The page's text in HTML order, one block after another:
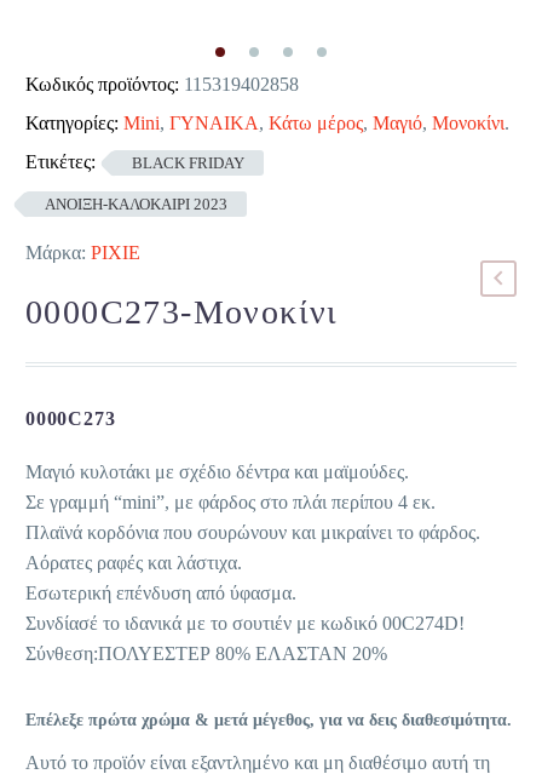
Κωδικός προϊόντος: 115319402858
Κατηγορίες: Mini, ΓΥΝΑΙΚΑ, Κάτω μέρος, Μαγιό, Μονοκίνι.
Ετικέτες:
BLACK FRIDAY
ΑΝΟΙΞΗ-ΚΑΛΟΚΑΙΡΙ 2023
Μάρκα: PIXIE
0000C273-Μονοκίνι
0000C273
Μαγιό κυλοτάκι με σχέδιο δέντρα και μαϊμούδες.
Σε γραμμή “mini”, με φάρδος στο πλάι περίπου 4 εκ.
Πλαϊνά κορδόνια που σουρώνουν και μικραίνει το φάρδος.
Αόρατες ραφές και λάστιχα.
Εσωτερική επένδυση από ύφασμα.
Συνδίασέ το ιδανικά με το σουτιέν με κωδικό 00C274D!
Σύνθεση:ΠΟΛΥΕΣΤΕΡ 80% ΕΛΑΣΤΑΝ 20%
Επέλεξε πρώτα χρώμα & μετά μέγεθος, για να δεις διαθεσιμότητα.
Αυτό το προϊόν είναι εξαντλημένο και μη διαθέσιμο αυτή τη